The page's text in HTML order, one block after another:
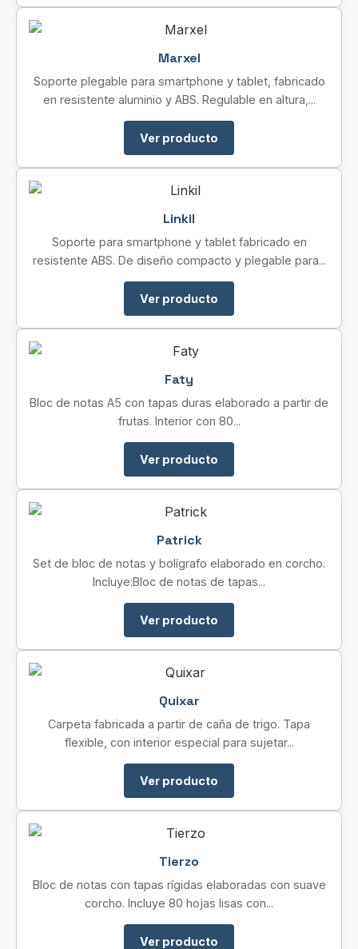
Marxel
Soporte plegable para smartphone y tablet, fabricado
en resistente aluminio y ABS. Regulable en altura,...
Ver producto
Linkil
Soporte para smartphone y tablet fabricado en
resistente ABS. De diseño compacto y plegable para...
Ver producto
Faty
Bloc de notas A5 con tapas duras elaborado a partir de
frutas. Interior con 80...
Ver producto
Patrick
Set de bloc de notas y bolígrafo elaborado en corcho.
Incluye:Bloc de notas de tapas...
Ver producto
Quixar
Carpeta fabricada a partir de caña de trigo. Tapa
flexible, con interior especial para sujetar...
Ver producto
Tierzo
Bloc de notas con tapas rígidas elaboradas con suave
corcho. Incluye 80 hojas lisas con...
Ver producto